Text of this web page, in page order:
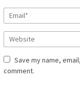
Save my name,
comment.